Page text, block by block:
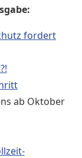
fordert
ab Oktober